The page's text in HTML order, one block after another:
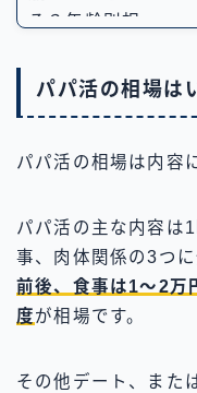
パパ活の相場は
パパ活の相場は内容
パパ活の主な内容は
事、肉体関係の3つに
前後、食事は1〜2万
度が相場です。
その他デート、また